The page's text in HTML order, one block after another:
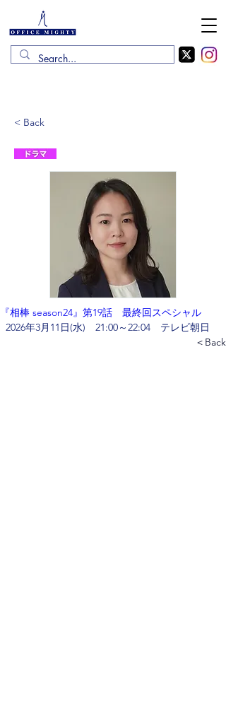
< Back
『相棒 season24』第19話　最終回スペシャル
2026年3月11日(水)　21:00～22:04　テレビ朝日
＜Back